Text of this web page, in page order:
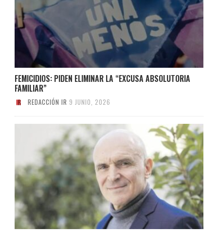
FEMICIDIOS: PIDEN ELIMINAR LA “EXCUSA ABSOLUTORIA
FAMILIAR”
REDACCIÓN IR 9 JUNIO, 2026